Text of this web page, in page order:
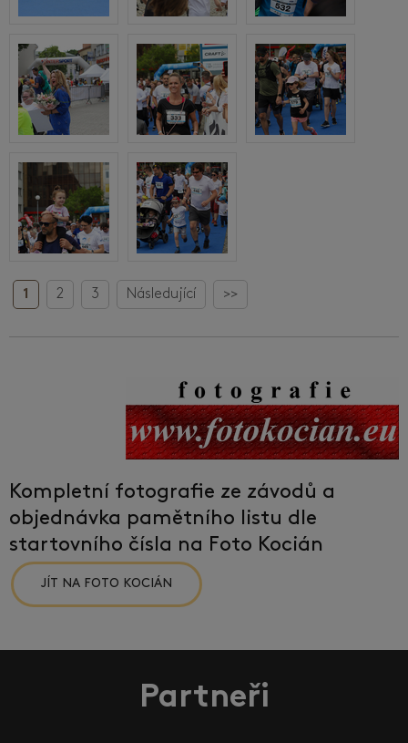
1 2 3 Následující >>
Kompletní fotografie ze závodů a
objednávka pamětního listu dle
startovního čísla na Foto Kocián
JÍT NA FOTO KOCIÁN
Partneři